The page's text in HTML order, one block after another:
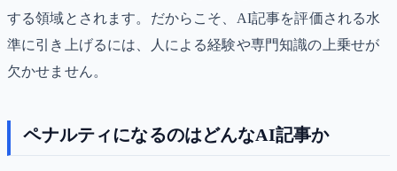
する領域とされます。だからこそ、AI記事を評価される水
準に引き上げるには、人による経験や専門知識の上乗せが
欠かせません。
ペナルティになるのはどんなAI記事か